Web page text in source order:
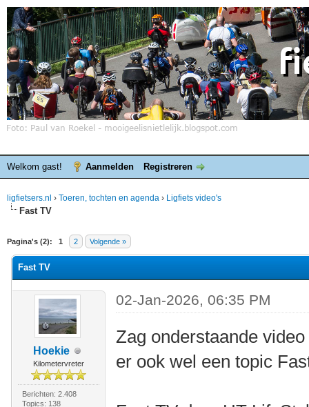
Welkom gast! Aanmelden Registreren
ligfietsers.nl › Toeren, tochten en agenda › Ligfiets video's
Fast TV
Pagina's (2): 1 2 Volgende »
waardering is 0
Fast TV
Hoekie
Kilometervreter
Berichten: 2.408
Topics: 138
02-Jan-2026, 06:35 PM
Zag onderstaande
er ook wel een topic